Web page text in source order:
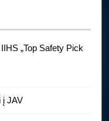
„Top Safety Pick
į JAV